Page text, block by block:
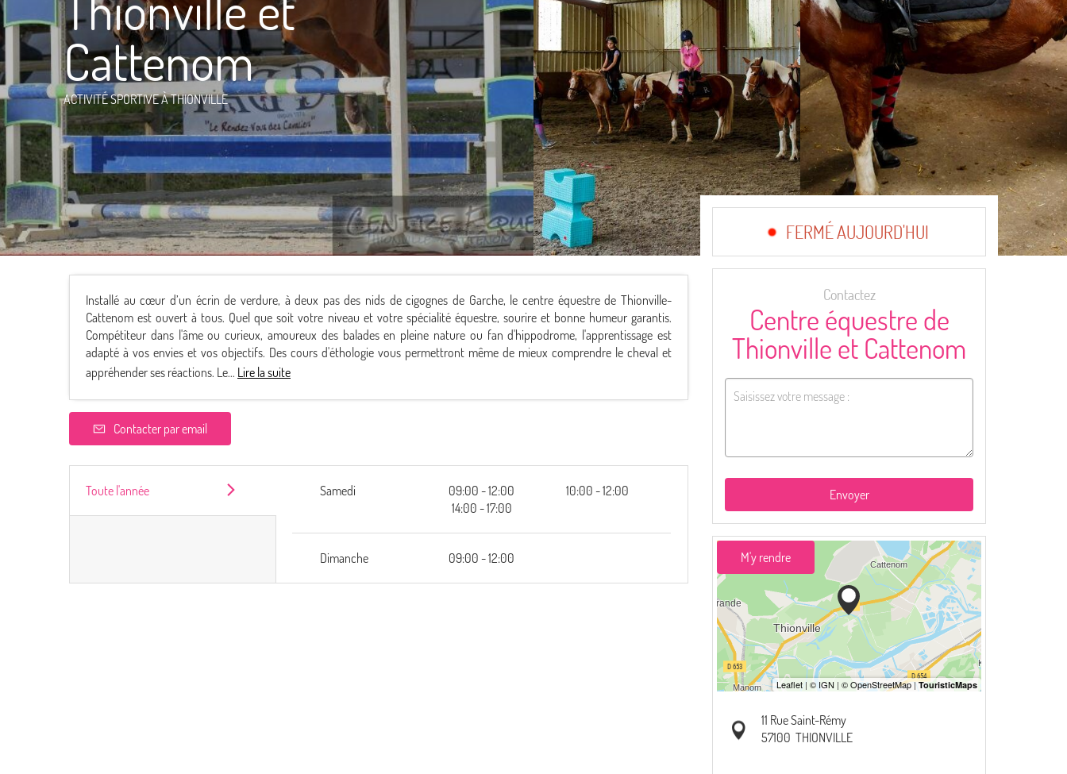
Cattenom
ACTIVITÉ SPORTIVEÀ THIONVILLE
Installé au cœur d’un écrin de verdure, à deux pas des nids de cigognes de Garche, le centre équestre de Thionville-
Cattenom est ouvert à tous. Quel que soit votre niveau et votre spécialité équestre, sourire et bonne humeur garantis.
Compétiteur dans l'âme ou curieux, amoureux des balades en pleine nature ou fan d'hippodrome, l'apprentissage est
adapté à vos envies et vos objectifs. Des cours d'éthologie vous permettront même de mieux comprendre le cheval et
appréhender ses réactions. Le... Lire la suite
Contacter par email
Toute l'année Samedi 09:00 - 12:00
10:00 - 12:00
14:00 - 17:00
Dimanche 09:00 - 12:00
FERMÉ AUJOURD'HUI
Contactez
Centre équestre de
Thionville et Cattenom
Envoyer
M'y rendre
11 Rue Saint-Rémy
57100 THIONVILLE